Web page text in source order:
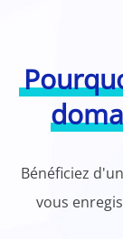
Bénéficiez
vous